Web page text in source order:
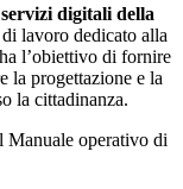
digitali della
lavoro dedicato alla
l’obiettivo di fornire
la progettazione e la
la cittadinanza.
Manuale operativo di